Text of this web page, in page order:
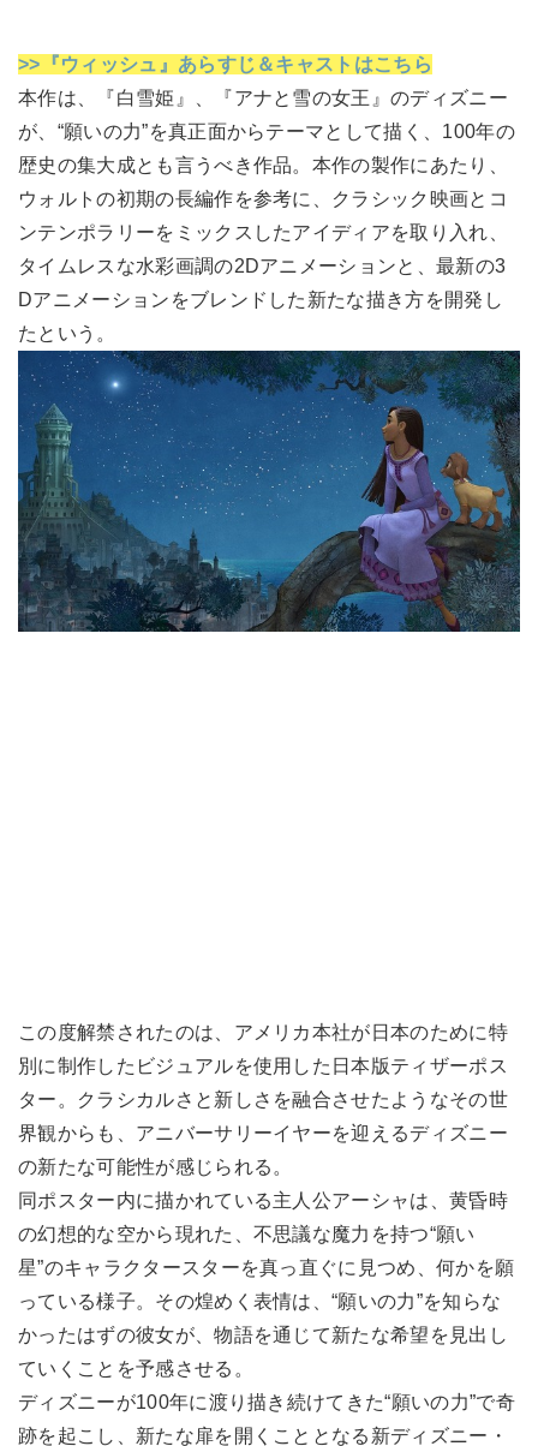
>>『ウィッシュ』あらすじ＆キャストはこちら
本作は、『白雪姫』、『アナと雪の女王』のディズニー
が、“願いの力”を真正面からテーマとして描く、100年の
歴史の集大成とも言うべき作品。本作の製作にあたり、
ウォルトの初期の長編作を参考に、クラシック映画とコ
ンテンポラリーをミックスしたアイディアを取り入れ、
タイムレスな水彩画調の2Dアニメーションと、最新の3
Dアニメーションをブレンドした新たな描き方を開発し
たという。
この度解禁されたのは、アメリカ本社が日本のために特
別に制作したビジュアルを使用した日本版ティザーポス
ター。クラシカルさと新しさを融合させたようなその世
界観からも、アニバーサリーイヤーを迎えるディズニー
の新たな可能性が感じられる。
同ポスター内に描かれている主人公アーシャは、黄昏時
の幻想的な空から現れた、不思議な魔力を持つ“願い
星”のキャラクタースターを真っ直ぐに見つめ、何かを願
っている様子。その煌めく表情は、“願いの力”を知らな
かったはずの彼女が、物語を通じて新たな希望を見出し
ていくことを予感させる。
ディズニーが100年に渡り描き続けてきた“願いの力”で奇
跡を起こし、新たな扉を開くこととなる新ディズニー・